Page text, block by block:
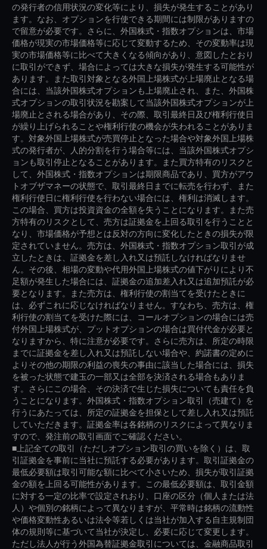
の発行者の信用状況の変化等により、損失が発生することがあり
ます。なお、オプションを行使できる期間には制限がありますの
で留意が必要です。さらに、外国株式・指数オプションは、市場
価格が現実の市場価格等に応じて変動するため、その変動率は現
実の市場価格等に比べて大きくなる傾向があり、意図したとおり
に取引ができず、場合によっては大きな損失が発生する可能性が
あります。また取引対象となる外国上場株式が上場廃止となる場
合には、当該外国株式オプションも上場廃止され、また、外国株
式オプションの取引状況を勘案して当該外国株式オプションが上
場廃止とされる場合があり、その際、取引最終日及び権利行使日
が繰り上げられることや権利行使の機会が失われることがありま
す。対象外国上場株式が売買停止となった場合や対象外国上場株
式の発行者が、人的分割を行う場合等には、当該外国株式オプシ
ョンも取引停止となることがあります。また買方特有のリスクと
して、外国株式・指数オプションは期限商品であり、買方がアウ
トオブザマネーの状態で、取引最終日までに転売を行わず、また
権利行使日に権利行使を行わない場合には、権利は消滅します。
この場合、買方は投資資金の全額を失うことになります。また売
方特有のリスクとして、売方は証拠金を上回る取引を行うことと
なり、市場価格が予想とは反対の方向に変化したときの損失が限
定されていません。売方は、外国株式・指数オプション取引が成
立したときは、証拠金を差し入れ又は預託しなければなりませ
ん。その後、相場の変動や代用外国上場株式の値下がりにより不
足額が発生した場合には、証拠金の追加差入れ又は追加預託が必
要となります。また売方は、権利行使の割当てを受けたときに
は、必ずこれに応じなければなりません。すなわち、売方は、権
利行使の割当てを受けた際には、コールオプションの場合には売
付外国上場株式が、プットオプションの場合は買付代金が必要と
なりますから、特に注意が必要です。さらに売方は、所定の時限
までに証拠金を差し入れ又は預託しない場合や、約諾書の定めに
よりその他の期限の利益の喪失の事由に該当した場合には、損失
を被った状態で建玉の一部又は全部を決済される場合もありま
す。さらにこの場合、その決済で生じた損失についても責任を負
うことになります。外国株式・指数オプション取引（売建て）を
行うにあたっては、所定の証拠金を担保として差し入れ又は預託
していただきます。証拠金率は各銘柄のリスクによって異なりま
すので、発注前の取引画面でご確認ください。
■上記全ての取引（ただしオプション取引の買いを除く）は、取
引証拠金を事前に当社に預託する必要があります。取引証拠金の
最低必要額は取引可能な額に比べて小さいため、損失が取引証拠
金の額を上回る可能性があります。この最低必要額は、取引金額
に対する一定の比率で設定されおり、口座の区分（個人または法
人）や個別の銘柄によって異なりますが、平常時は銘柄の流動性
や価格変動性あるいは法令等若しくは当社が加入する自主規制団
体の規則等に基づいて当社が決定し、必要に応じて変更します。
ただし法人が行う外国為替証拠金取引については、金融商品取引